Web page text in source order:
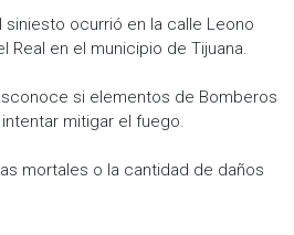
ocurrió en la calle Leono
Real en el municipio de Tijuana.
si elementos de Bomberos
mitigar el fuego.
mortales o la cantidad de daños